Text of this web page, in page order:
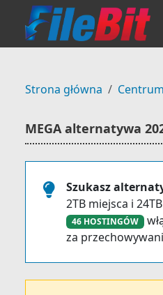
Strona główna
MEGA alternatywa
Szukasz
2TB miejsca i
46 HOSTINGÓW
za